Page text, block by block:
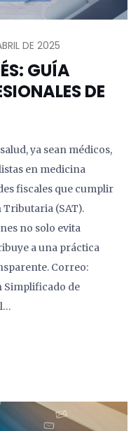
DE 2025
GUÍA
DE
ya sean médicos,
en medicina
fiscales que cumplir
(SAT).
no solo evita
a una práctica
Correo:
Simplificado de